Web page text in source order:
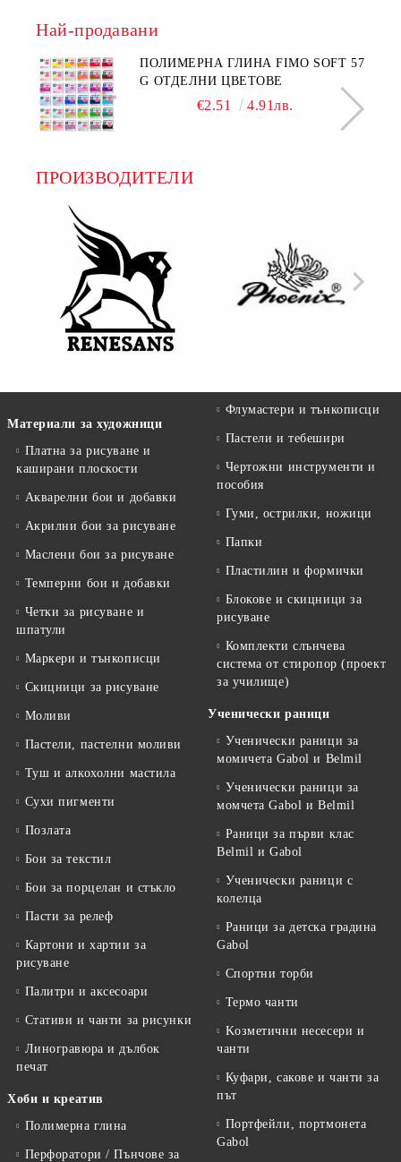
Най-продавани
ПОЛИМЕРНА ГЛИНА FIMO SOFT 57
G ОТДЕЛНИ ЦВЕТОВЕ
€2.51 4.91лв.
ПРОИЗВОДИТЕЛИ
Материали за художници
Платна за рисуване и
каширани плоскости
Акварелни бои и добавки
Акрилни бои за рисуване
Маслени бои за рисуване
Темперни бои и добавки
Четки за рисуване и
шпатули
Маркери и тънкописци
Скицници за рисуване
Моливи
Пастели, пастелни моливи
Туш и алкохолни мастила
Сухи пигменти
Позлата
Бои за текстил
Бои за порцелан и стъкло
Пасти за релеф
Картони и хартии за
рисуване
Палитри и аксесоари
Стативи и чанти за рисунки
Линогравюра и дълбок
печат
Хоби и креатив
Полимерна глина
Перфоратори / Пънчове за
Флумастери и тънкописци
Пастели и тебешири
Чертожни инструменти и
пособия
Гуми, острилки, ножици
Папки
Пластилин и формички
Блокове и скицници за
рисуване
Комплекти слънчева
система от стиропор (проект
за училище)
Ученически раници
Ученически раници за
момичета Gabol и Belmil
Ученически раници за
момчета Gabol и Belmil
Раници за първи клас
Belmil и Gabol
Ученически раници с
колелца
Раници за детска градина
Gabol
Спортни торби
Термо чанти
Kозметични несесери и
чанти
Куфари, сакове и чанти за
път
Портфейли, портмонета
Gabol